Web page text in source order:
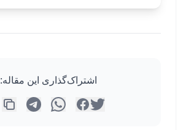
اشتراک‌گذاری این مقاله: